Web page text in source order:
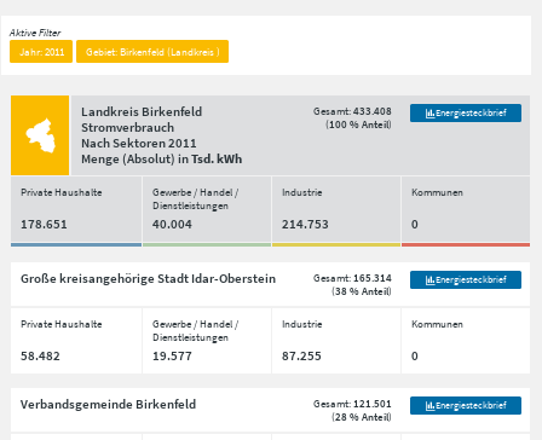
Aktive Filter
Jahr: 2011
Gebiet: Birkenfeld (Landkreis )
Landkreis Birkenfeld
Stromverbrauch
Nach Sektoren2011
Menge(Absolut) inTsd. kWh
Gesamt:433.408
(100 % Anteil)
Energiesteckbrief
Private Haushalte
Gewerbe / Handel /
Dienstleistungen
Industrie Kommunen
178.651 40.004 214.753 0
Große kreisangehörige Stadt Idar-Oberstein Gesamt: 165.314
(38 % Anteil)
Energiesteckbrief
Private Haushalte
Gewerbe / Handel /
Dienstleistungen
Industrie Kommunen
58.482 19.577 87.255 0
Verbandsgemeinde Birkenfeld Gesamt: 121.501
(28 % Anteil)
Energiesteckbrief